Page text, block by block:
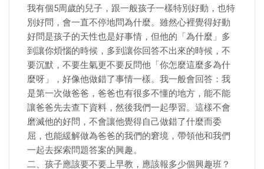
我有個5周歲的兒子，跟一般孩子一樣特別好動，也特
別好問，會一直不停地問為什麼。雖然心裡覺得好動
好問是孩子的天性也是好事情，但他的「為什麼」多
到讓你煩惱的時候，多到讓你回答不出來的時候，不
要沉默，不要生氣更不要反問他「你怎麼這麼多為什
麼呀」，好像他做錯了事情一樣。我一般會回答：我
是第一次做爸爸，爸爸也有很多不懂的地方，能不能
讓爸爸先去查下資料，然後我們一起學習。這樣不會
磨滅他的好問，不會讓他覺得自己做錯了什麼而委
屈，也能緩解做為爸爸的我們的窘境，帶領他和我們
一起去探索問題答案的興趣。
二、孩子應該要不要上早教，應該報多少個興趣班？